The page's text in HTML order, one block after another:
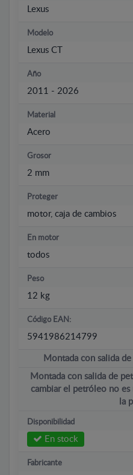
Lexus
Modelo
Lexus CT
Año
2011 - 2026
Material
Acero
Grosor
2 mm
Proteger
motor, caja de cambios
En motor
todos
Peso
12 kg
Código EAN:
5941986214799
Montada con salida
Montada con salida de
cambiar el petróleo no
la
Disponibilidad
En stock
Fabricante